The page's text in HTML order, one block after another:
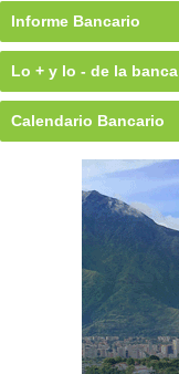
Informe Bancario
Lo + y lo - de la banca
Calendario Bancario